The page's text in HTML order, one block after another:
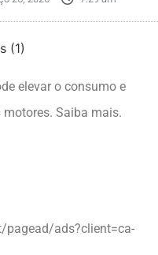
elevar o consumo e
Saiba mais.
pagead/ads?client=ca-